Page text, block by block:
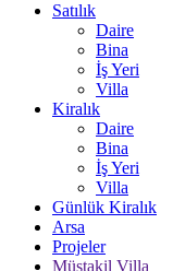
Satılık
Daire
Bina
İş Yeri
Villa
Kiralık
Daire
Bina
İş Yeri
Villa
Günlük Kiralık
Arsa
Projeler
Müstakil Villa